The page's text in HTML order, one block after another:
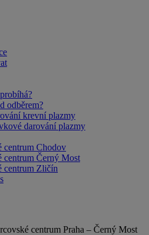
odběrem?
krevní plazmy
darování plazmy
centrum Chodov
centrum Černý Most
centrum Zličín
centrum Praha – Černý Most